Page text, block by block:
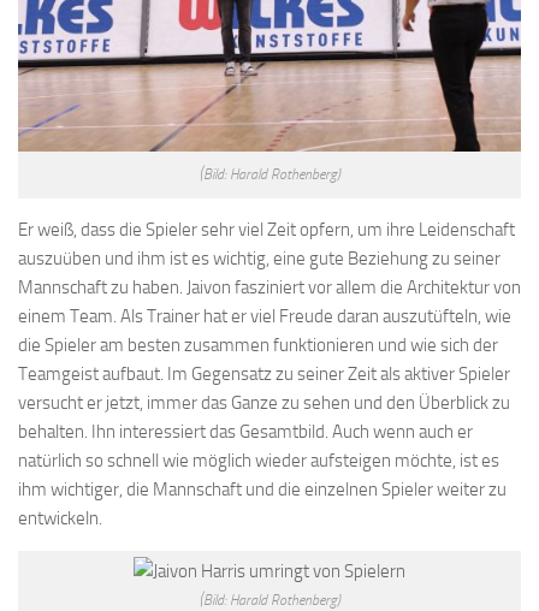
(Bild: Harald Rothenberg)
Er weiß, dass die Spieler sehr viel Zeit opfern, um ihre Leidenschaft
auszuüben und ihm ist es wichtig, eine gute Beziehung zu seiner
Mannschaft zu haben. Jaivon fasziniert vor allem die Architektur von
einem Team. Als Trainer hat er viel Freude daran auszutüfteln, wie
die Spieler am besten zusammen funktionieren und wie sich der
Teamgeist aufbaut. Im Gegensatz zu seiner Zeit als aktiver Spieler
versucht er jetzt, immer das Ganze zu sehen und den Überblick zu
behalten. Ihn interessiert das Gesamtbild. Auch wenn auch er
natürlich so schnell wie möglich wieder aufsteigen möchte, ist es
ihm wichtiger, die Mannschaft und die einzelnen Spieler weiter zu
entwickeln.
(Bild: Harald Rothenberg)